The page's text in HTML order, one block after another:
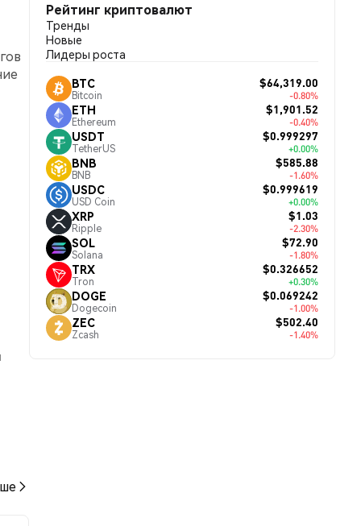
Рейтинг криптовалют
Тренды
Новые
Лидеры роста
BTC
Bitcoin
$64,319.00
-0.80%
ETH
Ethereum
$1,901.52
-0.40%
USDT
TetherUS
$0.999297
+0.00%
BNB
BNB
$585.88
-1.60%
USDC
USD Coin
$0.999619
+0.00%
XRP
Ripple
$1.03
-2.30%
SOL
Solana
$72.90
-1.80%
TRX
Tron
$0.326652
+0.30%
DOGE
Dogecoin
$0.069242
-1.00%
ZEC
Zcash
$502.40
-1.40%